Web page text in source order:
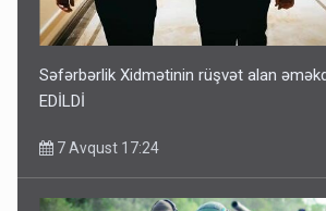
Səfərbərlik Xidmətinin rüşvət alan
EDİLDİ
7 Avqust 17:24